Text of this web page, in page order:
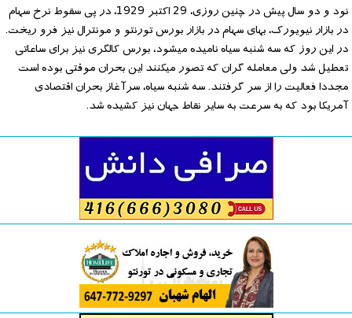
نود و دو سال پیش در چنین روزی، 29 اکتبر 1929، در پی سقوط نرخ سهام
در بازار نیویورک، بهای سهام در بازار بورس تورنتو و مونترال نیز فرو ریخت.
در این روز که سه شنبه سیاه نامیده میشود، بورس کالگری نیز برای ساعاتی
تعطیل شد ولی معامله گران که تصور میکنند این بحران موقتی بوده است
مجددا فعالیت را از سر گرفتند. سه شنبه سیاه، سرآغاز بحران اقتصادی
آمریکا بود که به سرعت به سایر نقاط جهان نیز کشیده شد.